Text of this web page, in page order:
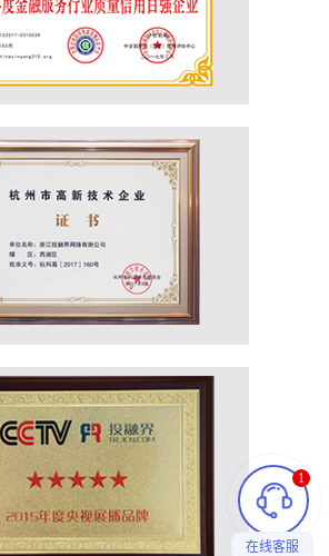
述
目情况：名称**，面积278㎡，桌位：室内14
定，吧台13个座位，预人员配备情况：店长1
、音响师1名，服务员4名，有驻唱团队、调
、运营团队、营销团队。
项目位于南宁市，独立独栋的优势，且该
市场调研，江南区群众周边娱乐项目不完
少。
的主要消费人群，白领公务员阶层：主要
场环境与氛围，注重情调，追求特色消费，对
主：以休闲娱乐为主，生意交际为辅，在乎消
商业目的、旅游目的为主，慕名消费，兴趣消
在线客服
1